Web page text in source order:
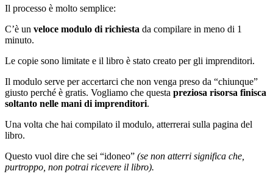
Il processo è molto semplice:
C’è un veloce modulo di richiesta da compilare in meno di 1
minuto.
Le copie sono limitate e il libro è stato creato per gli imprenditori.
Il modulo serve per accertarci che non venga preso da “chiunque”
giusto perché è gratis. Vogliamo che questa preziosa risorsa finisca
soltanto nelle mani di imprenditori.
Una volta che hai compilato il modulo, atterrerai sulla pagina del
libro.
Questo vuol dire che sei “idoneo” (se non atterri significa che,
purtroppo, non potrai ricevere il libro).